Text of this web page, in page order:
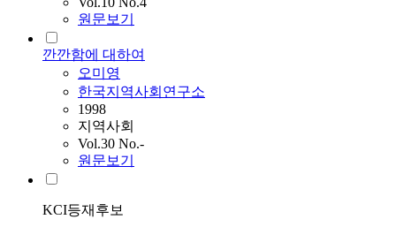
원문보기
깐깐함에 대하여
오미영
한국지역사회연구소
1998
지역사회
Vol.30 No.-
원문보기
KCI등재후보